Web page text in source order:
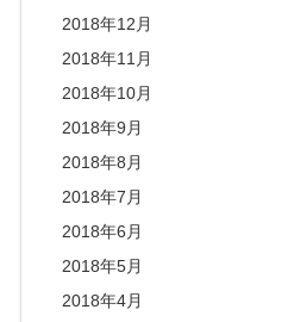
2018年12月
2018年11月
2018年10月
2018年9月
2018年8月
2018年7月
2018年6月
2018年5月
2018年4月